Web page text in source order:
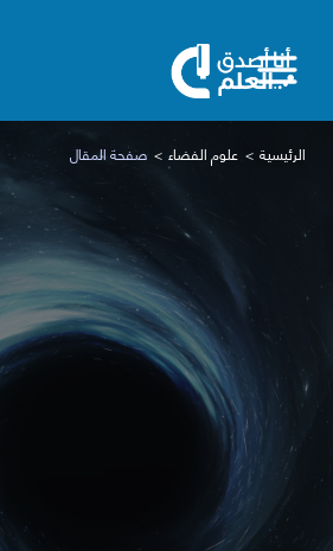
الرئيسية علوم الفضاء صفحة المقال